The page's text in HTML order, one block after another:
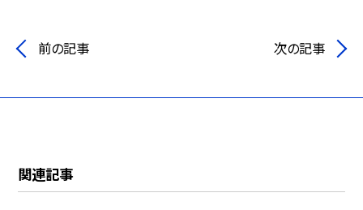
前の記事 次の記事
関連記事